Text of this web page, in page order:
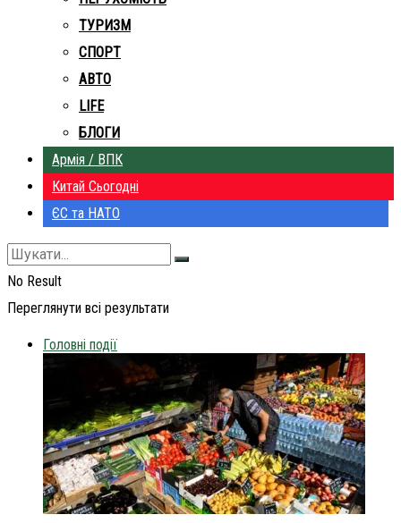
ТУРИЗМ
СПОРТ
АВТО
LIFE
БЛОГИ
Армія / ВПК
Китай Сьогодні
ЄС та НАТО
No Result
Переглянути всі результати
Головні події